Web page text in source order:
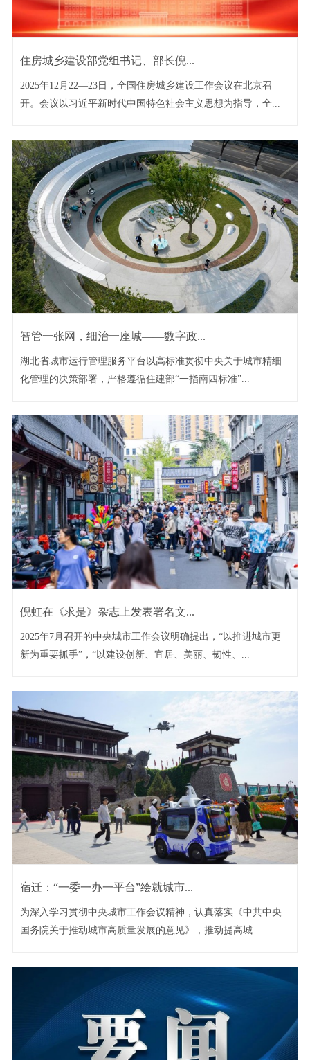
住房城乡建设部党组书记、部长倪...
2025年12月22—23日，全国住房城乡建设工作会议在北京召
开。会议以习近平新时代中国特色社会主义思想为指导，全...
智管一张网，细治一座城——数字政...
湖北省城市运行管理服务平台以高标准贯彻中央关于城市精细
化管理的决策部署，严格遵循住建部“一指南四标准”...
倪虹在《求是》杂志上发表署名文...
2025年7月召开的中央城市工作会议明确提出，“以推进城市更
新为重要抓手”，“以建设创新、宜居、美丽、韧性、...
宿迁：“一委一办一平台”绘就城市...
为深入学习贯彻中央城市工作会议精神，认真落实《中共中央
国务院关于推动城市高质量发展的意见》，推动提高城...